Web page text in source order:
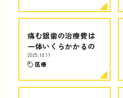
痛む銀歯の治療費は
一体いくらかかるの
2025.10.11
医療